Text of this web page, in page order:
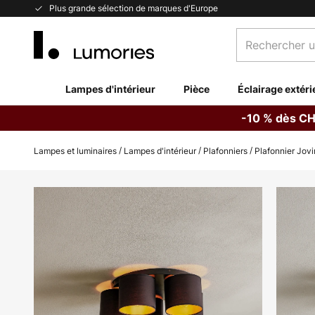
Plus grande sélection de marques d'Europe
Allez
un
catégorie...
Lampes d'intérieur Pièce Éclairage
-10 % dès
Lampes et luminaires Lampes d'intérieur Plafonniers Plafonnier
images